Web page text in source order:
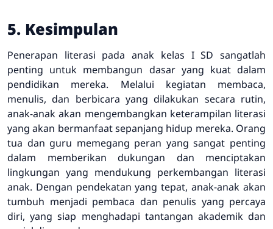
5. Kesimpulan
Penerapan literasi pada anak kelas I SD sangatlah
penting untuk membangun dasar yang kuat dalam
pendidikan mereka. Melalui kegiatan membaca,
menulis, dan berbicara yang dilakukan secara rutin,
anak-anak akan mengembangkan keterampilan literasi
yang akan bermanfaat sepanjang hidup mereka. Orang
tua dan guru memegang peran yang sangat penting
dalam memberikan dukungan dan menciptakan
lingkungan yang mendukung perkembangan literasi
anak. Dengan pendekatan yang tepat, anak-anak akan
tumbuh menjadi pembaca dan penulis yang percaya
diri, yang siap menghadapi tantangan akademik dan